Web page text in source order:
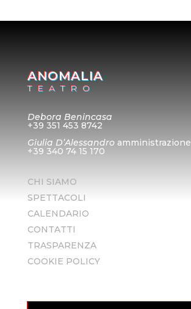
ANOMALIA
TEATRO
Debora Benincasa
+39 351 453 8742
Giulia D’Alessandroamministrazione
+39 340 74 15 170
CHI SIAMO
SPETTACOLI
CALENDARIO
CONTATTI
TRASPARENZA
COOKIE POLICY